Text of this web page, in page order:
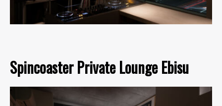
Spincoaster Private Lounge Ebisu